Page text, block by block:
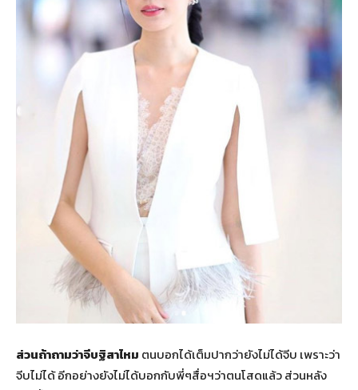
ส่วนถ้าถามว่าจีบฐิสาไหม ตนบอกได้เต็มปากว่ายังไม่ได้จีบ เพราะว่า
จีบไม่ได้ อีกอย่างยังไม่ได้บอกกับพี่ๆสื่อฯว่าตนโสดแล้ว ส่วนหลัง